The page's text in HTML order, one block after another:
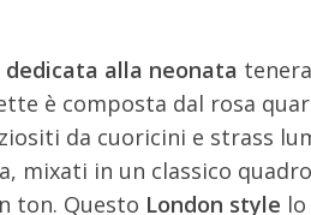
dedicata alla neonata
è composta dal rosa
da cuoricini e strass
mixati in un classico
ton. Questo London style